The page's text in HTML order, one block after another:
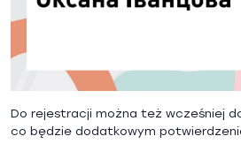
Do rejestracji można też wcześniej
co będzie dodatkowym